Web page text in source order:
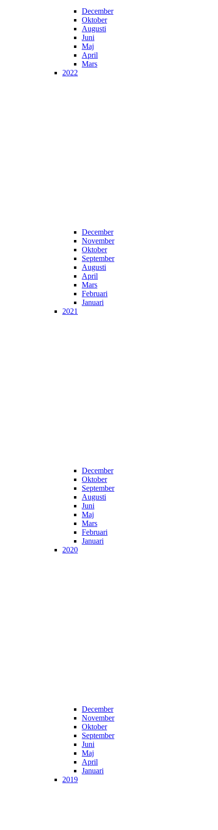
December
Oktober
Augusti
Juni
Maj
April
Mars
2022
December
November
Oktober
September
Augusti
April
Mars
Februari
Januari
2021
December
Oktober
September
Augusti
Juni
Maj
Mars
Februari
Januari
2020
December
November
Oktober
September
Juni
Maj
April
Januari
2019